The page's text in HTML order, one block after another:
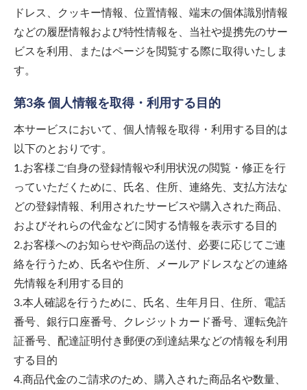
ドレス、クッキー情報、位置情報、端末の個体識別情報
などの履歴情報および特性情報を、当社や提携先のサー
ビスを利用、またはページを閲覧する際に取得いたしま
す。
第3条 個人情報を取得・利用する目的
本サービスにおいて、個人情報を取得・利用する目的は
以下のとおりです。
1.お客様ご自身の登録情報や利用状況の閲覧・修正を行
っていただくために、氏名、住所、連絡先、支払方法な
どの登録情報、利用されたサービスや購入された商品、
およびそれらの代金などに関する情報を表示する目的
2.お客様へのお知らせや商品の送付、必要に応じてご連
絡を行うため、氏名や住所、メールアドレスなどの連絡
先情報を利用する目的
3.本人確認を行うために、氏名、生年月日、住所、電話
番号、銀行口座番号、クレジットカード番号、運転免許
証番号、配達証明付き郵便の到達結果などの情報を利用
する目的
4.商品代金のご請求のため、購入された商品名や数量、